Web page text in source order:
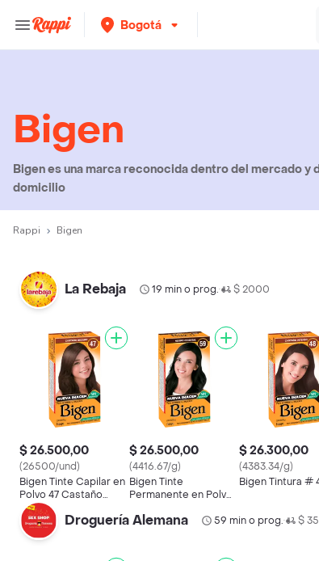
Bogotá
Bigen
Bigen es una marca reconocida dentro del mercado
domicilio
Rappi Bigen
La Rebaja 19 min o prog.• $ 2000
$ 26.500,00
(26500/und)
Bigen Tinte Capilar en
Polvo 47 Castaño
Oscuro
$ 26.500,00
(4416.67/g)
Bigen Tinte
Permanente en Polvo
59
$ 26.300,00
(4383.34/g)
Bigen Tintura #
Droguería Alemana 59 min o prog.• $